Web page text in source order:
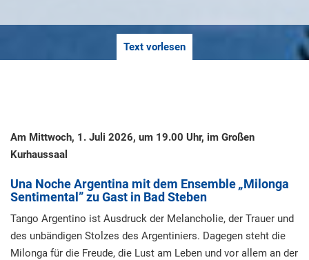
Text vorlesen
Am Mittwoch, 1. Juli 2026, um 19.00 Uhr, im Großen
Kurhaussaal
Una Noche Argentina mit dem Ensemble„Milonga
Sentimental” zu Gast in Bad Steben
Tango Argentino ist Ausdruck der Melancholie, der Trauer und
des unbändigen Stolzes des Argentiniers. Dagegen steht die
Milonga für die Freude, die Lust am Leben und vor allem an der